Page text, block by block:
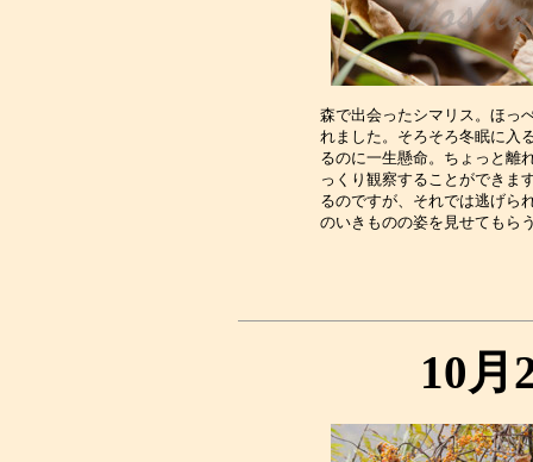
森で出会ったシマリス。ほっ
れました。そろそろ冬眠に入
るのに一生懸命。ちょっと離
っくり観察することができま
るのですが、それでは逃げら
10月